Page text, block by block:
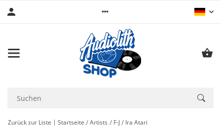
Zurück zur Liste Startseite Artists F-J Ira Atari